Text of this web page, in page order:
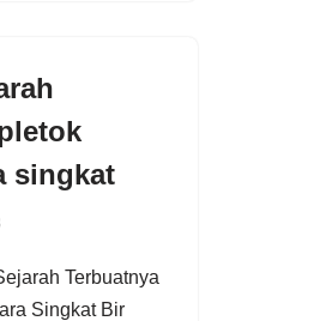
singkat
Terbuatnya
Singkat Bir